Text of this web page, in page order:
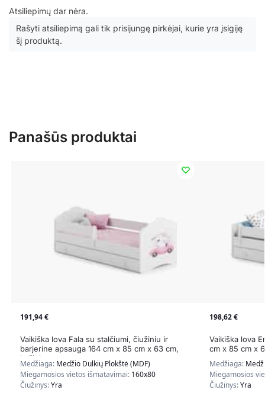
Atsiliepimų dar nėra.
Rašyti atsiliepimą gali tik prisijungę pirkėjai, kurie yra įsigiję
šį produktą.
Panašūs produktai
191,94€
Vaikiška lova Fala su stalčiumi, čiužiniu ir
barjerine apsauga 164 cm x 85 cm x 63 cm,
kačiukas
Medžiaga: Medžio Dulkių Plokštė (MDF)
Miegamosios vietos išmatavimai: 160x80
Čiužinys:Yra
198,62€
Vaikiška lova
cm x 85 cm x
Medžiaga:
Miegamosios
Čiužinys:Yra